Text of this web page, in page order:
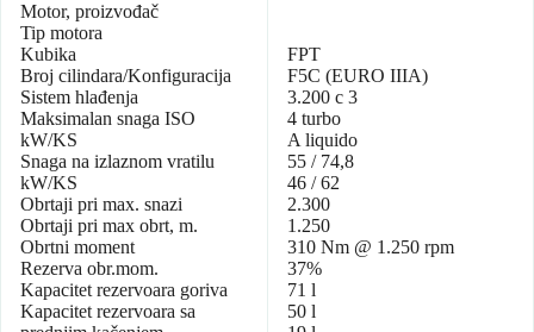
Motor, proizvođač
Tip motora
Kubika
Broj cilindara/Konfiguracija
Sistem hlađenja
Maksimalan snaga ISO
kW/KS
Snaga na izlaznom vratilu
kW/KS
Obrtaji pri max. snazi
Obrtaji pri max obrt, m.
Obrtni moment
Rezerva obr.mom.
Kapacitet rezervoara goriva
Kapacitet rezervoara sa
FPT
F5C (EURO IIIA)
3.200 c 3
4 turbo
A liquido
55 / 74,8
46 / 62
2.300
1.250
310 Nm @ 1.250 rpm
37%
71 l
50 l